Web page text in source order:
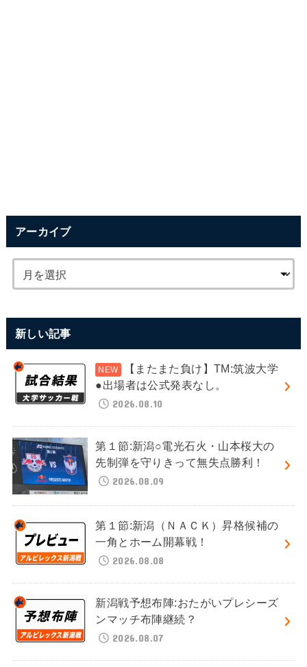
アーカイブ
新しい記事
【またまた負け】TM:筑波大学
●出場者は公式発表なし。
2026.08.10
第１節:新潟○電光石火・山本桜大の
先制弾を守りきって無失点勝利！
2026.08.09
第１節:新潟（ＮＡＣＫ）昇格候補の
一角とホーム開幕戦！
2026.08.08
新潟戦予想布陣:おたがいプレシーズ
ンマッチ布陣継続？
2026.08.07